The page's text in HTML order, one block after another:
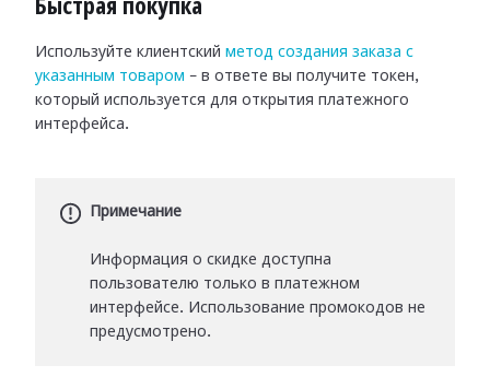
Быстрая покупка
Используйте клиентский метод создания заказа с
указанным товаром – в ответе вы получите токен,
который используется для открытия платежного
интерфейса.
Примечание
Информация о скидке доступна
пользователю только в платежном
интерфейсе. Использование промокодов не
предусмотрено.